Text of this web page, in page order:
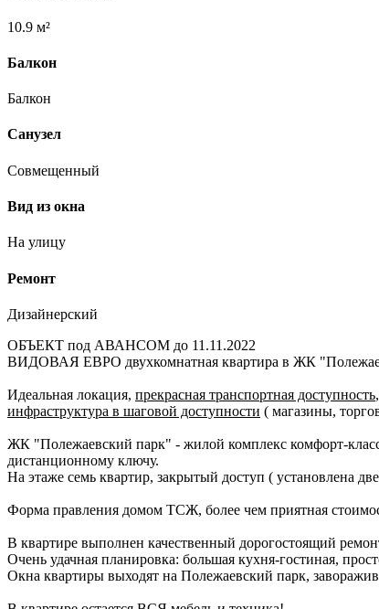
10.9 м²
Балкон
Балкон
Санузел
Совмещенный
Вид из окна
На улицу
Ремонт
Дизайнерский
ОБЪЕКТ под АВАНСОМ до 11.11.2022
ВИДОВАЯ ЕВРО двухкомнатная квартира в ЖК
Идеальная локация, прекрасная транспортная доступность,
инфраструктура в шаговой доступности ( магазины,
ЖК "Полежаевский парк" - жилой комплекс комфорт-
дистанционному ключу.
На этаже семь квартир, закрытый доступ ( установлена
Форма правления домом ТСЖ, более чем приятная
В квартире выполнен качественный дорогостоящий
Очень удачная планировка: большая кухня-гостиная,
Окна квартиры выходят на Полежаевский парк,